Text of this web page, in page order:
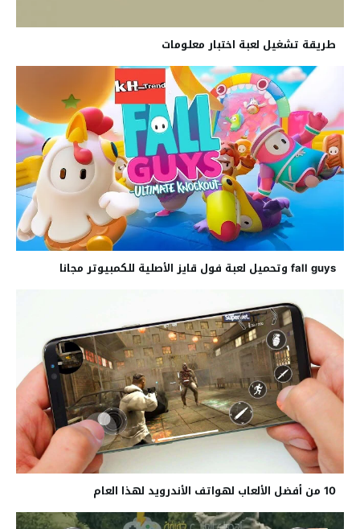
طريقة تشغيل لعبة اختبار معلومات
fall guys وتحميل لعبة فول قايز الأصلية للكمبيوتر مجانا
10 من أفضل الألعاب لهواتف الأندرويد لهذا العام